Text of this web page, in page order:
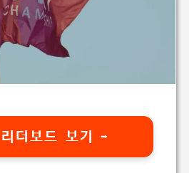
더보드 보기 ➡️